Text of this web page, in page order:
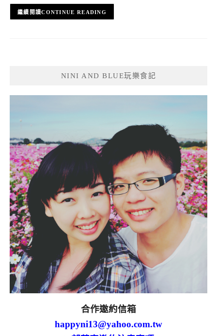
CONTINUE READING
NINI AND BLUE玩樂食記
合作邀約信箱
happyni13@yahoo.com.tw